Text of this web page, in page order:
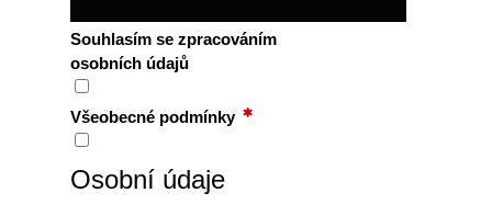
Souhlasím se zpracováním
osobních údajů
Všeobecné podmínky
Osobní údaje